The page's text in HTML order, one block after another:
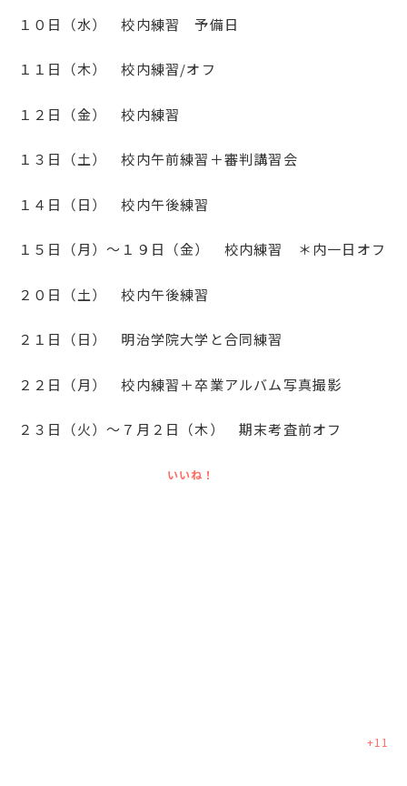
１０日（水） 校内練習 予備日
１１日（木） 校内練習/オフ
１２日（金） 校内練習
１３日（土） 校内午前練習＋審判講習会
１４日（日） 校内午後練習
１５日（月）～１９日（金） 校内練習 ＊内一日オフ
２０日（土） 校内午後練習
２１日（日） 明治学院大学と合同練習
２２日（月） 校内練習＋卒業アルバム写真撮影
２３日（火）～７月２日（木） 期末考査前オフ
いいね！
+11